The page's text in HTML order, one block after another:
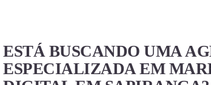
ESTÁ BUSCANDO UMA
ESPECIALIZADA EM